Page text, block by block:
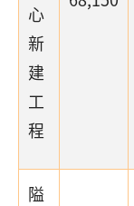
心
新
建
工
程
隘